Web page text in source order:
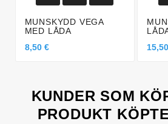
MUNSKYDD VEGA
MED LÅDA
8,50 €
KUNDER SOM
PRODUKT